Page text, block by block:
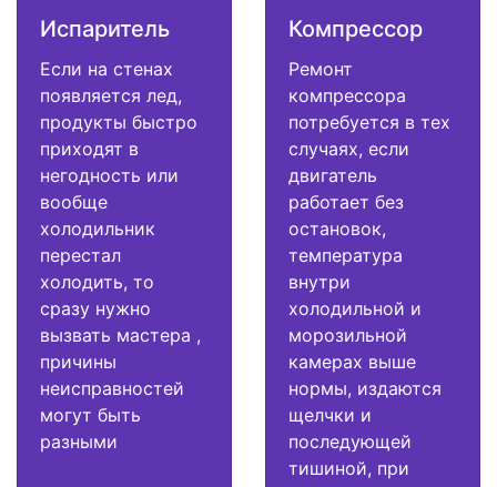
Испаритель
Если на стенах
появляется лед,
продукты быстро
приходят в
негодность или
вообще
холодильник
перестал
холодить, то
сразу нужно
вызвать мастера ,
причины
неисправностей
могут быть
разными
Компрессор
Ремонт
компрессора
потребуется в тех
случаях, если
двигатель
работает без
остановок,
температура
внутри
холодильной и
морозильной
камерах выше
нормы, издаются
щелчки и
последующей
тишиной, при